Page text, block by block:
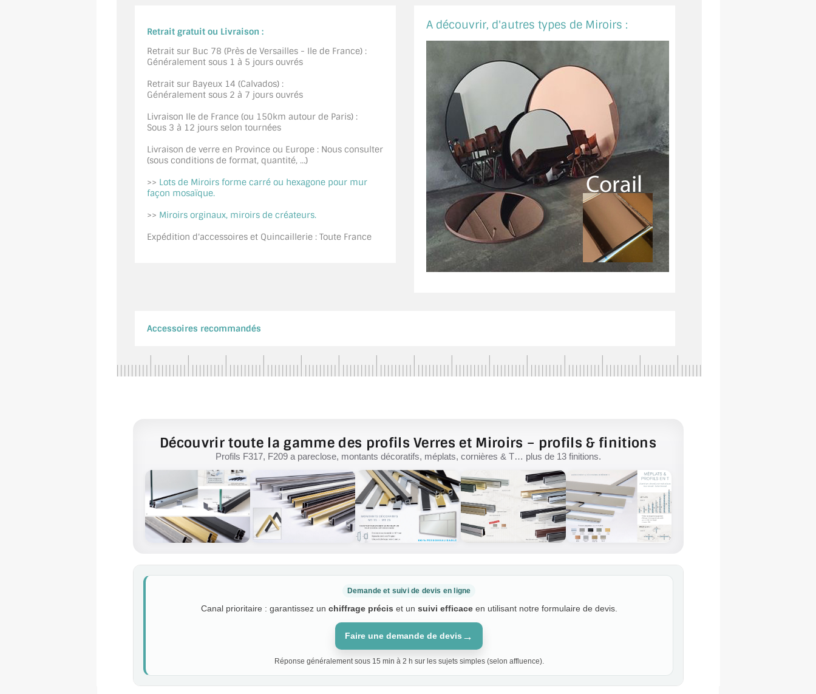
Retrait gratuit ou Livraison :
Retrait sur Buc 78 (Près de Versailles - Ile de France) :
Généralement sous 1 à 5 jours ouvrés
Retrait sur Bayeux 14 (Calvados) :
Généralement sous 2 à 7 jours ouvrés
Livraison Ile de France (ou 150km autour de Paris) :
Sous 3 à 12 jours selon tournées
Livraison de verre en Province ou Europe : Nous consulter
(sous conditions de format, quantité, ...)
>> Lots de Miroirs forme carré ou hexagone pour mur
façon mosaïque.
>> Miroirs orginaux, miroirs de créateurs.
Expédition d'accessoires et Quincaillerie : Toute France
A découvrir, d'autres types de Miroirs :
Accessoires recommandés
Découvrir toute la gamme des profils Verres et Miroirs – profils & finitions
Profils F317, F209 a pareclose, montants décoratifs, méplats, cornières & T… plus de 13 finitions.
Demande et suivi de devis en ligne
Canal prioritaire : garantissez un chiffrage précis et un suivi efficaceen utilisant notre formulaire de devis.
Faire une demande de devis →
Réponse généralement sous 15 min à 2 h sur les sujets simples (selon affluence).